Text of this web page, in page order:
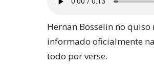
Hernan Bosselin no
informado oficialmente
todo por verse.